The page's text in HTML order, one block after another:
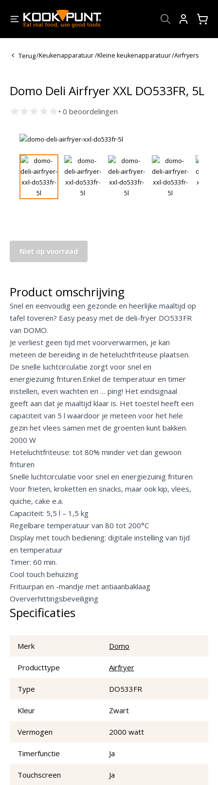
Terug/Keukenapparatuur/Kleine keukenapparatuur/Airfryers
Domo Deli Airfryer XXL DO533FR, 5L
• 0 beoordelingen
Niet op voorraad
Product omschrijving
Snel en eenvoudig een gezonde en heerlijke maaltijd op
tafel toveren? Easy peasy met de deli-fryer DO533FR
van DOMO.
Je verliest geen tijd met voorverwarmen, je kan
meteen de bereiding in de heteluchtfriteuse plaatsen.
De snelle luchtcirculatie zorgt voor snel en
energiezuinig frituren.Enkel de temperatuur en timer
instellen, even wachten en … ping! Het eindsignaal
geeft aan dat je maaltijd klaar is. Het toestel heeft een
capaciteit van 5 l waardoor je meteen voor het hele
gezin het vlees samen met de groenten kunt bakken.
2000 W
Heteluchtfriteuse: tot 80% minder vet dan gewoon
frituren
Snelle luchtcirculatie voor snel en energiezuinig frituren
Voor frieten, kroketten en snacks, maar ook kip, vlees,
quiche, cake e.a.
Capaciteit: 5,5 l – 1,5 kg
Regelbare temperatuur van 80 tot 200°C
Display met touch bediening: digitale instelling van tijd
en temperatuur
Timer: 60 min.
Cool touch behuizing
Frituurpan en -mandje met antiaanbaklaag
Oververhittingsbeveiliging
Specificaties
Merk Domo
Producttype Airfryer
Type DO533FR
Kleur Zwart
Vermogen 2000 watt
Timerfunctie Ja
Touchscreen Ja